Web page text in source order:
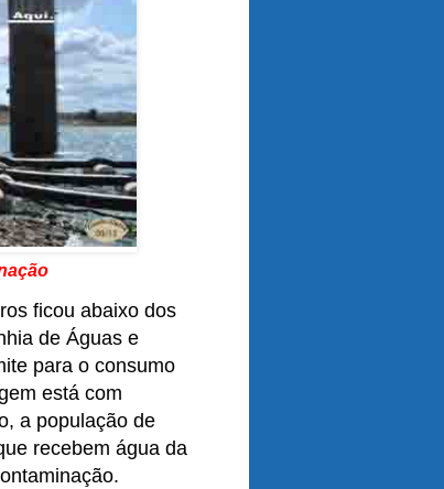
ficou abaixo dos
de Águas e
para o consumo
está com
a população de
recebem água da